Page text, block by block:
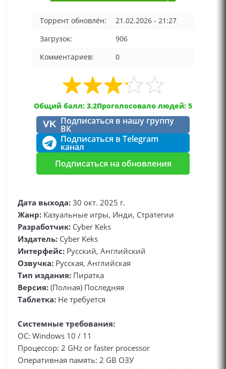
Торрент обновлён:
21.02.2026 - 21:27
Загрузок:
906
Комментариев:
0
Общий балл: 3.2Проголосовало людей: 5
VK Подписаться в нашу группу
ВК
Подписаться в Telegram
канал
Подписаться на обновления
Дата выхода: 30 окт. 2025 г.
Жанр: Казуальные игры, Инди, Стратегии
Разработчик: Cyber Keks
Издатель: Cyber Keks
Интерфейс: Русский, Английский
Озвучка: Русская, Английская
Тип издания: Пиратка
Версия: (Полная) Последняя
Таблетка: Не требуется
Системные требования:
ОС: Windows 10 / 11
Процессор: 2 GHz or faster processor
Оперативная память: 2 GB ОЗУ